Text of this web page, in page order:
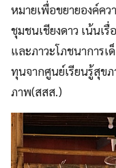
หมายเพื่อขยายองค์ค
ชุมชนเชียงดาว เน้นเ
และภาวะโภชนาการเ
ทุนจากศูนย์เรียนรู้สุขภ
ภาพ(สสส.)